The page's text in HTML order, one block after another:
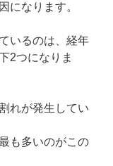
になります。
いるのは、経年
2つになりま
れが発生してい
も多いのがこの